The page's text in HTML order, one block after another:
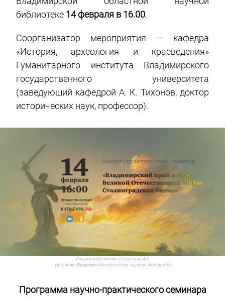
библиотеке 14 февраля в 16.00.
Соорганизатор мероприятия — кафедра
«История, археология и краеведения»
Гуманитарного института Владимирского
государственного университета
(заведующий кафедрой А. К. Тихонов, доктор
исторических наук, профессор).
Автор изображения: Солдатова А.А.
Источник: Владимирская областная научная библиотека
Программа научно-практического семинара